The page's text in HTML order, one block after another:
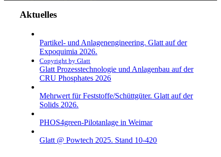
Aktuelles
Partikel- und Anlagenengineering. Glatt auf der
Expoquimia 2026.
Copyright by Glatt
Glatt Prozesstechnologie und Anlagenbau auf der
CRU Phosphates 2026
Mehrwert für Feststoffe/Schüttgüter. Glatt auf der
Solids 2026.
PHOS4green-Pilotanlage in Weimar
Glatt @ Powtech 2025. Stand 10-420